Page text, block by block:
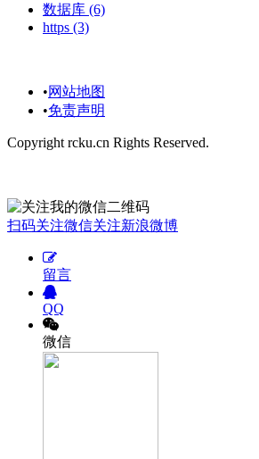
数据库 (6)
https (3)
•网站地图
•免责声明
Copyright rcku.cn Rights Reserved.
扫码关注微信关注新浪微博
留言
QQ
微信